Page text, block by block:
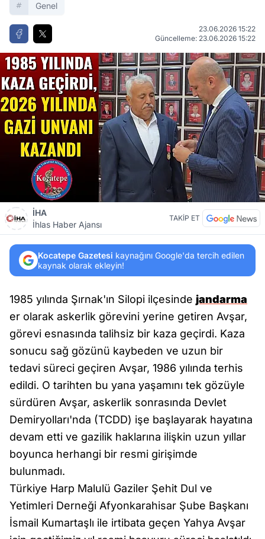
Genel
23.06.2026 15:22
Güncelleme: 23.06.2026 15:22
İHA
İhlas Haber Ajansı
TAKİP ET
Kocatepe Gazetesi kaynağını Google'da tercih edilen
kaynak olarak ekleyin!
1985 yılında Şırnak'ın Silopi ilçesinde jandarma
er olarak askerlik görevini yerine getiren Avşar,
görevi esnasında talihsiz bir kaza geçirdi. Kaza
sonucu sağ gözünü kaybeden ve uzun bir
tedavi süreci geçiren Avşar, 1986 yılında terhis
edildi. O tarihten bu yana yaşamını tek gözüyle
sürdüren Avşar, askerlik sonrasında Devlet
Demiryolları'nda (TCDD) işe başlayarak hayatına
devam etti ve gazilik haklarına ilişkin uzun yıllar
boyunca herhangi bir resmi girişimde
bulunmadı.
Türkiye Harp Malulü Gaziler Şehit Dul ve
Yetimleri Derneği Afyonkarahisar Şube Başkanı
İsmail Kumartaşlı ile irtibata geçen Yahya Avşar